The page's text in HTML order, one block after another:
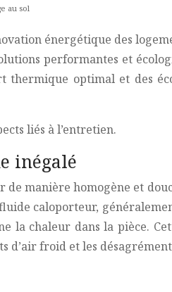
au sol
énergétique des
performantes et
thermique optimal et des
liés à l’entretien.
inégalé
manière homogène et
caloporteur,
la chaleur dans la pièce.
froid et les